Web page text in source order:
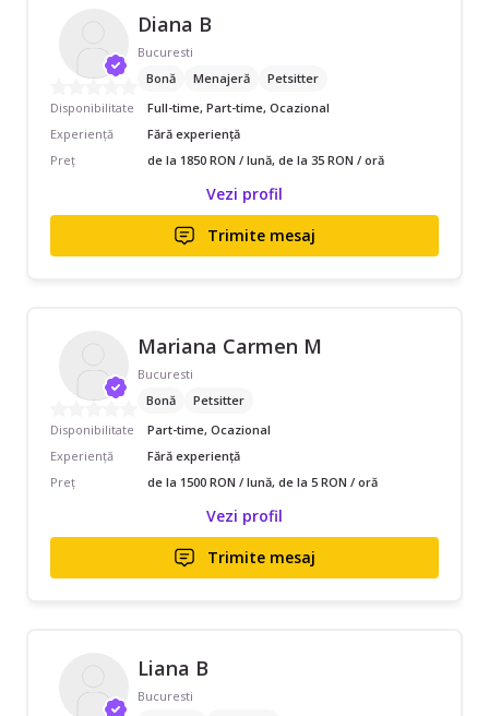
Diana B
Bucuresti
Bonă
Menajeră
Petsitter
Disponibilitate
Full-time, Part-time, Ocazional
Experiență
Fără experiență
Preț
de la 1850 RON / lună, de la 35 RON / oră
Vezi profil
Trimite mesaj
Mariana Carmen M
Bucuresti
Bonă
Petsitter
Disponibilitate
Part-time, Ocazional
Experiență
Fără experiență
Preț
de la 1500 RON / lună, de la 5 RON / oră
Vezi profil
Trimite mesaj
Liana B
Bucuresti